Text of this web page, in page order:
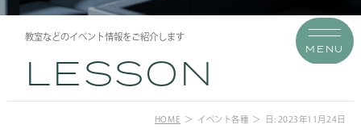
教室などのイベント情報をご紹介します
LESSON MENU
HOME イベント各種 日: 2023年11月24日